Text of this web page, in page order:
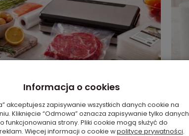
Pakowanie próżniowe
Informacja o cookies
akceptujesz zapisywanie wszystkich danych cookie na
Kliknięcie “Odmowa” oznacza zapisywanie tylko danych
funkcjonowania strony. Pliki cookie mogą służyć do
Więcej informacji o cookie wpolityce prywatności.